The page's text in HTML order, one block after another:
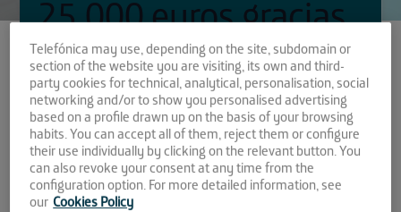
25.000 euros gracias
a LinkedIn
04 MAY
2017
12:00 - 13:00
Telefónica may use, depending on the site, subdomain or
section of the website you are visiting, its own and third-
party cookies for technical, analytical, personalisation, social
networking and/or to show you personalised advertising
based on a profile drawn up on the basis of your browsing
habits. You can accept all of them, reject them or configure
their use individually by clicking on the relevant button. You
can also revoke your consent at any time from the
configuration option. For more detailed information, see
our Cookies Policy